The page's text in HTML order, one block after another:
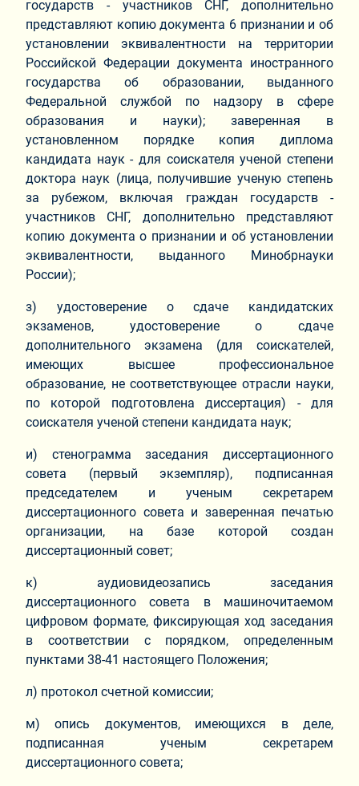
государств - участников СНГ, дополнительно
представляют копию документа 6 признании и об
установлении эквивалентности на территории
Российской Федерации документа иностранного
государства об образовании, выданного
Федеральной службой по надзору в сфере
образования и науки); заверенная в
установленном порядке копия диплома
кандидата наук - для соискателя ученой степени
доктора наук (лица, получившие ученую степень
за рубежом, включая граждан государств -
участников СНГ, дополнительно представляют
копию документа о признании и об установлении
эквивалентности, выданного Минобрнауки
России);
з) удостоверение о сдаче кандидатских
экзаменов, удостоверение о сдаче
дополнительного экзамена (для соискателей,
имеющих высшее профессиональное
образование, не соответствующее отрасли науки,
по которой подготовлена диссертация) - для
соискателя ученой степени кандидата наук;
и) стенограмма заседания диссертационного
совета (первый экземпляр), подписанная
председателем и ученым секретарем
диссертационного совета и заверенная печатью
организации, на базе которой создан
диссертационный совет;
к) аудиовидеозапись заседания
диссертационного совета в машиночитаемом
цифровом формате, фиксирующая ход заседания
в соответствии с порядком, определенным
пунктами 38-41 настоящего Положения;
л) протокол счетной комиссии;
м) опись документов, имеющихся в деле,
подписанная ученым секретарем
диссертационного совета;